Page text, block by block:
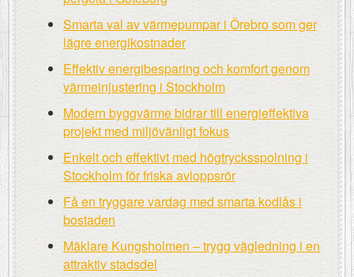
Smarta val av värmepumpar i Örebro som ger
lägre energikostnader
Effektiv energibesparing och komfort genom
värmeinjustering i Stockholm
Modern byggvärme bidrar till energieffektiva
projekt med miljövänligt fokus
Enkelt och effektivt med högtrycksspolning i
Stockholm för friska avloppsrör
Få en tryggare vardag med smarta kodlås i
bostaden
Mäklare Kungsholmen – trygg vägledning i en
attraktiv stadsdel